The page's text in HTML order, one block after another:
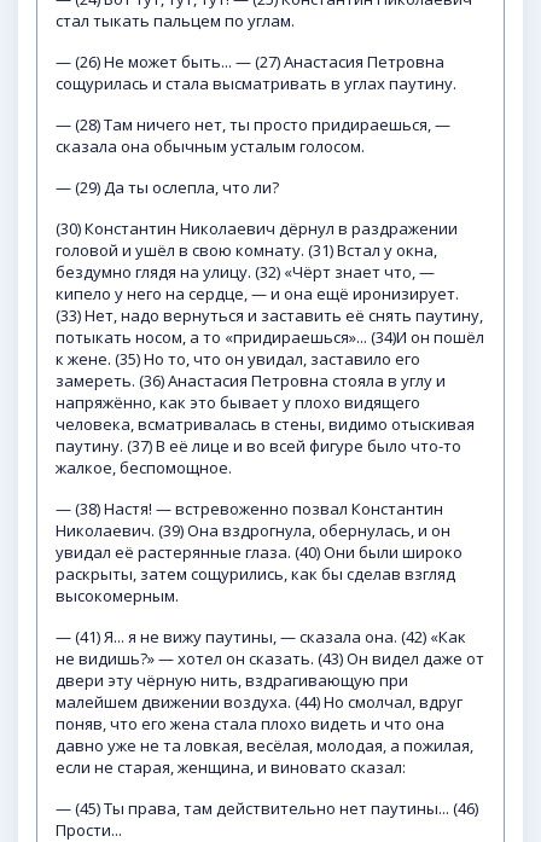
стал тыкать пальцем по углам.
— (26) Не может быть... — (27) Анастасия Петровна
сощурилась и стала высматривать в углах паутину.
— (28) Там ничего нет, ты просто придираешься, —
сказала она обычным усталым голосом.
— (29) Да ты ослепла, что ли?
(30) Константин Николаевич дёрнул в раздражении
головой и ушёл в свою комнату. (31) Встал у окна,
бездумно глядя на улицу. (32) «Чёрт знает что, —
кипело у него на сердце, — и она ещё иронизирует.
(33) Нет, надо вернуться и заставить её снять паутину,
потыкать носом, а то «придираешься»... (34)И он пошёл
к жене. (35) Но то, что он увидал, заставило его
замереть. (36) Анастасия Петровна стояла в углу и
напряжённо, как это бывает у плохо видящего
человека, всматривалась в стены, видимо отыскивая
паутину. (37) В её лице и во всей фигуре было что-то
жалкое, беспомощное.
— (38) Настя! — встревоженно позвал Константин
Николаевич. (39) Она вздрогнула, обернулась, и он
увидал её растерянные глаза. (40) Они были широко
раскрыты, затем сощурились, как бы сделав взгляд
высокомерным.
— (41) Я... я не вижу паутины, — сказала она. (42) «Как
не видишь?» — хотел он сказать. (43) Он видел даже от
двери эту чёрную нить, вздрагивающую при
малейшем движении воздуха. (44) Но смолчал, вдруг
поняв, что его жена стала плохо видеть и что она
давно уже не та ловкая, весёлая, молодая, а пожилая,
если не старая, женщина, и виновато сказал:
— (45) Ты права, там действительно нет паутины... (46)
Прости...